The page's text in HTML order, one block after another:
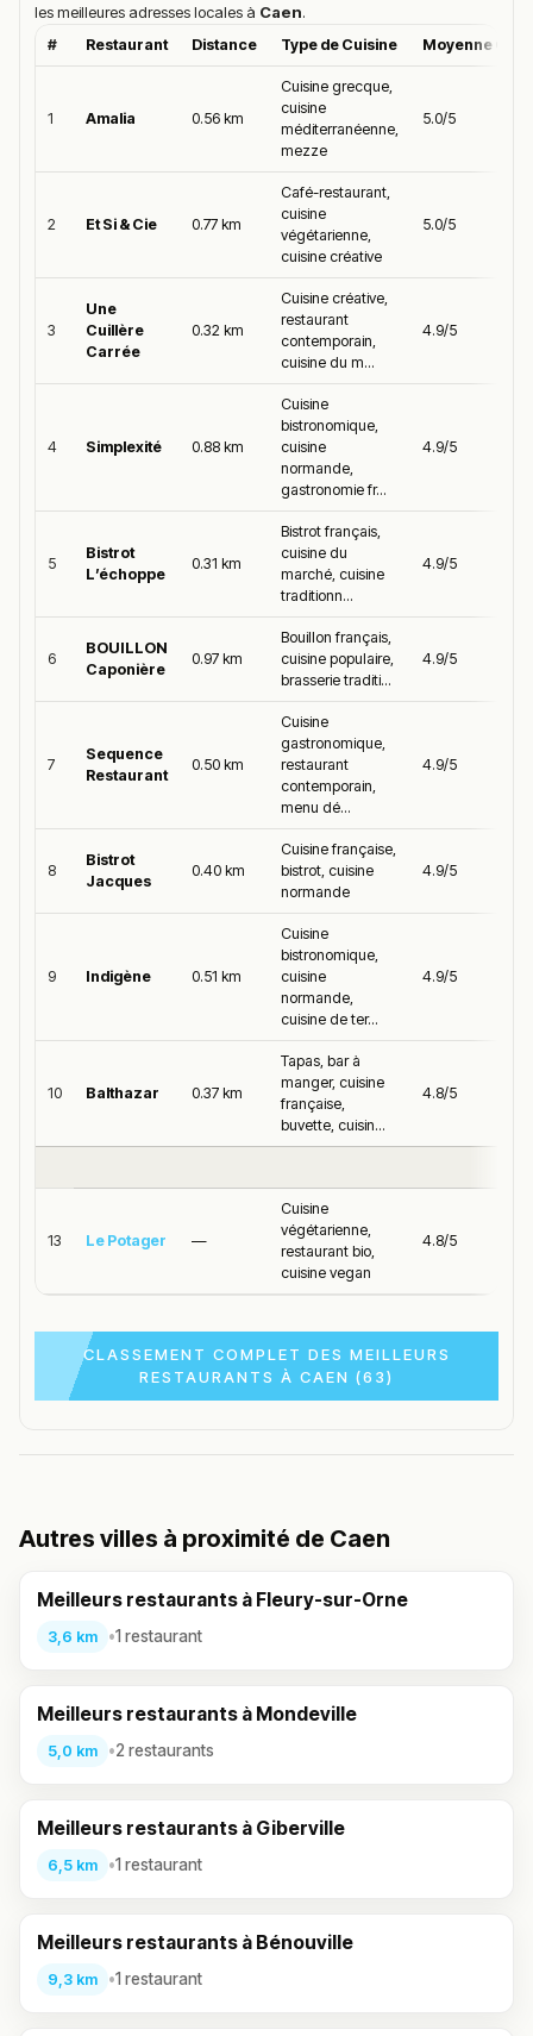
les meilleures adresses locales à Caen.
# Restaurant Distance Type de Cuisine Moyenne
1 Amalia 0.56 km
Cuisine grecque,
cuisine
méditerranéenne,
mezze
5.0/5
2 Et Si & Cie 0.77 km
Café-restaurant,
cuisine
végétarienne,
cuisine créative
5.0/5
3
Une
Cuillère
Carrée
0.32 km
Cuisine créative,
restaurant
contemporain,
cuisine du m...
4.9/5
4 Simplexité 0.88 km
Cuisine
bistronomique,
cuisine
normande,
gastronomie fr...
4.9/5
5
Bistrot
L’échoppe
0.31 km
Bistrot français,
cuisine du
marché, cuisine
traditionn...
4.9/5
6
BOUILLON
Caponière
0.97 km
Bouillon français,
cuisine populaire,
brasserie traditi...
4.9/5
7
Sequence
Restaurant
0.50 km
Cuisine
gastronomique,
restaurant
contemporain,
menu dé...
4.9/5
8
Bistrot
Jacques
0.40 km
Cuisine française,
bistrot, cuisine
normande
4.9/5
9 Indigène 0.51 km
Cuisine
bistronomique,
cuisine
normande,
cuisine de ter...
4.9/5
10 Balthazar 0.37 km
Tapas, bar à
manger, cuisine
française,
buvette, cuisin...
4.8/5
13 Le Potager —
Cuisine
végétarienne,
restaurant bio,
cuisine vegan
4.8/5
CLASSEMENT COMPLET DES MEILLEURS
RESTAURANTS À CAEN (63)
Autres villes à proximité de Caen
Meilleurs restaurants à Fleury-sur-Orne
3,6 km •1 restaurant
Meilleurs restaurants à Mondeville
5,0 km •2 restaurants
Meilleurs restaurants à Giberville
6,5 km •1 restaurant
Meilleurs restaurants à Bénouville
9,3 km •1 restaurant